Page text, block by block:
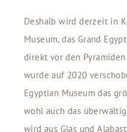
Deshalb wird derzeit in
Museum, das Grand
direkt vor den
wurde auf 2020
Egyptian Museum das
wohl auch das
wird aus Glas und